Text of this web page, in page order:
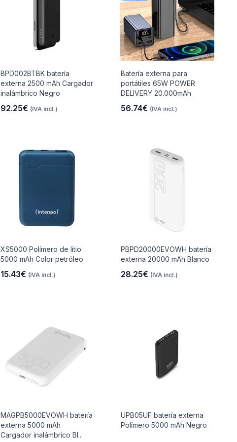
BPD002BTBK batería
externa 2500 mAh Cargador
inalámbrico Negro
92.25€ (IVA incl.)
Batería externa para
portátiles 65W POWER
DELIVERY 20.000mAh
56.74€ (IVA incl.)
XS5000 Polímero de litio
5000 mAh Color petróleo
15.43€ (IVA incl.)
PBPD20000EVOWH batería
externa 20000 mAh Blanco
28.25€ (IVA incl.)
MAGPB5000EVOWH batería
externa 5000 mAh
Cargador inalámbrico Bl..
UPB05UF batería externa
Polímero 5000 mAh Negro